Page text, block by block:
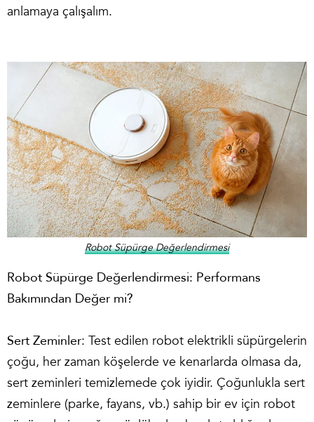
anlamaya çalışalım.
Robot Süpürge Değerlendirmesi
Robot Süpürge Değerlendirmesi: Performans
Bakımından Değer mi?
Sert Zeminler: Test edilen robot elektrikli süpürgelerin
çoğu, her zaman köşelerde ve kenarlarda olmasa da,
sert zeminleri temizlemede çok iyidir. Çoğunlukla sert
zeminlere (parke, fayans, vb.) sahip bir ev için robot